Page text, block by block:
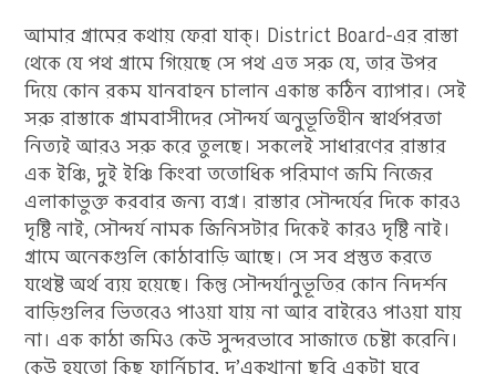
আমার গ্রামের কথায় ফেরা যাক্। District Board-এর রাস্তা
থেকে যে পথ গ্রামে গিয়েছে সে পথ এত সরু যে, তার উপর
দিয়ে কোন রকম যানবাহন চালান একান্ত কঠিন ব্যাপার। সেই
সরু রাস্তাকে গ্রামবাসীদের সৌন্দর্য অনুভূতিহীন স্বার্থপরতা
নিত্যই আরও সরু করে তুলছে। সকলেই সাধারণের রাস্তার
এক ইঞ্চি, দুই ইঞ্চি কিংবা ততোধিক পরিমাণ জমি নিজের
এলাকাভুক্ত করবার জন্য ব্যগ্র। রাস্তার সৌন্দর্যের দিকে কারও
দৃষ্টি নাই, সৌন্দর্য নামক জিনিসটার দিকেই কারও দৃষ্টি নাই।
গ্রামে অনেকগুলি কোঠাবাড়ি আছে। সে সব প্রস্তুত করতে
যথেষ্ট অর্থ ব্যয় হয়েছে। কিন্তু সৌন্দর্যানুভূতির কোন নিদর্শন
বাড়িগুলির ভিতরেও পাওয়া যায় না আর বাইরেও পাওয়া যায়
না। এক কাঠা জমিও কেউ সুন্দরভাবে সাজাতে চেষ্টা করেনি।
কেউ হয়তো কিছু ফার্নিচার, দু’একখানা ছবি একটা ঘরে